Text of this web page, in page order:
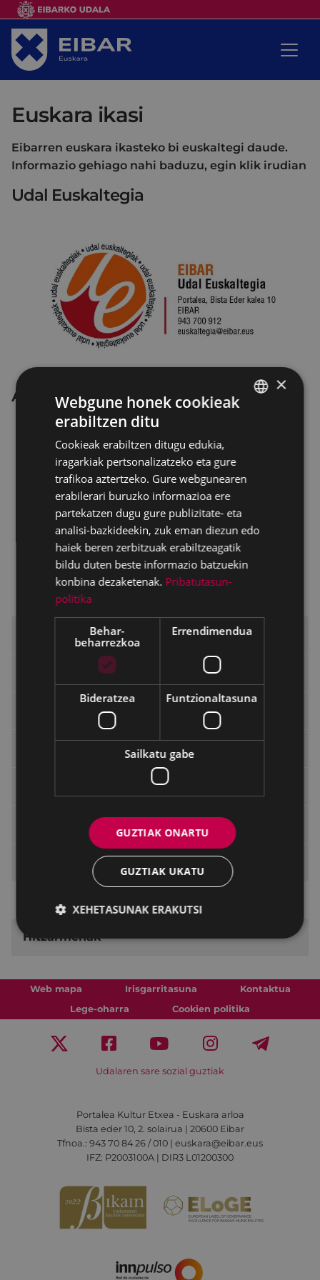
Euskara ikasi
Eibarren euskara ikasteko bi euskaltegi daude.
Informazio gehiago nahi baduzu, egin klik irudian
Udal Euskaltegia
AEK
Nor gara?
Zer egiten dugu
Euskara ikasi
Hitzarmenak
Web mapa Irisgarritasuna
Kontaktua
Lege-oharra
Cookien politika
Udalaren sare sozial guztiak
Portalea Kultur Etxea - Euskara arloa
Bista eder 10, 2. solairua | 20600 Eibar
Tfnoa.: 943 70 84 26 / 010 | euskara@eibar.eus
IFZ: P2003100A | DIR3 L01200300
×
Webgune honek cookieak
erabiltzen ditu
Cookieak erabiltzen ditugu edukia,
iragarkiak pertsonalizatzeko eta gure
trafikoa aztertzeko. Gure webgunearen
erabilerari buruzko informazioa ere
partekatzen dugu gure publizitate- eta
analisi-bazkideekin, zuk eman diezun edo
haiek beren zerbitzuak erabiltzeagatik
bildu duten beste informazio batzuekin
konbina dezaketenak. Pribatutasun-
politika
Behar-
beharrezkoa
Errendimendua
Bideratzea Funtzionaltasuna
Sailkatu gabe
GUZTIAK ONARTU
GUZTIAK UKATU
XEHETASUNAK ERAKUTSI